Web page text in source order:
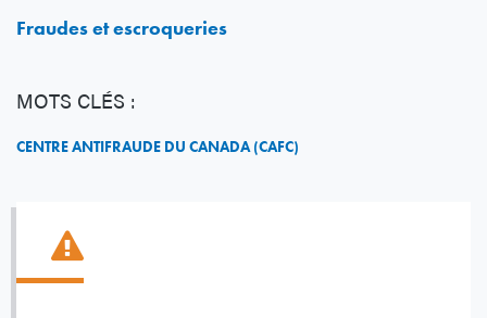
Fraudes et escroqueries
MOTS CLÉS :
CENTRE ANTIFRAUDE DU CANADA (CAFC)